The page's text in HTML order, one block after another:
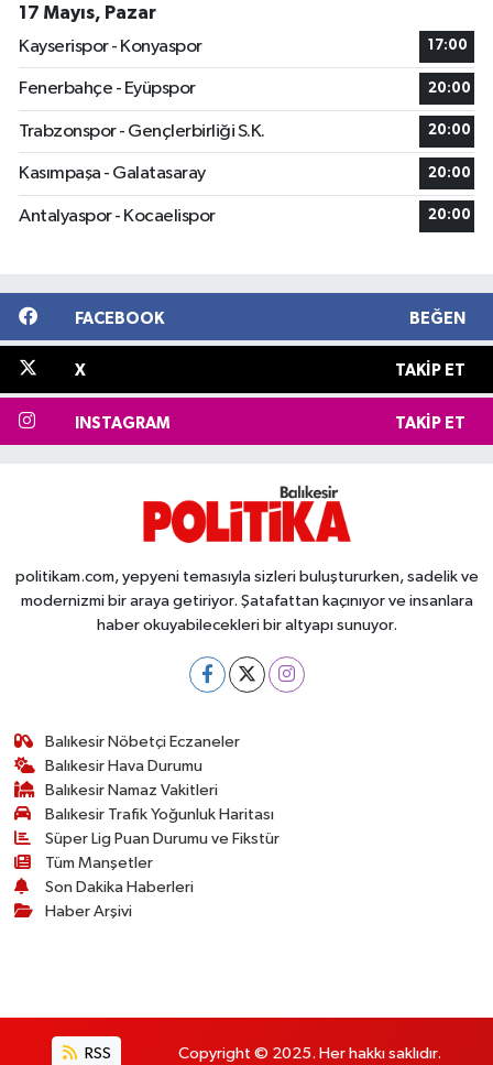
17 Mayıs, Pazar
Kayserispor - Konyaspor
17:00
Fenerbahçe - Eyüpspor 20:00
Trabzonspor - Gençlerbirliği S.K. 20:00
Kasımpaşa - Galatasaray 20:00
Antalyaspor - Kocaelispor 20:00
FACEBOOK BEĞEN
X TAKIP ET
INSTAGRAM TAKIP ET
politikam.com, yepyeni temasıyla sizleri buluştururken, sadelik ve
modernizmi bir araya getiriyor. Şatafattan kaçınıyor ve insanlara
haber okuyabilecekleri bir altyapı sunuyor.
Balıkesir Nöbetçi Eczaneler
Balıkesir Hava Durumu
Balıkesir Namaz Vakitleri
Balıkesir Trafik Yoğunluk Haritası
Süper Lig Puan Durumu ve Fikstür
Tüm Manşetler
Son Dakika Haberleri
Haber Arşivi
RSS Copyright © 2025. Her hakkı saklıdır.